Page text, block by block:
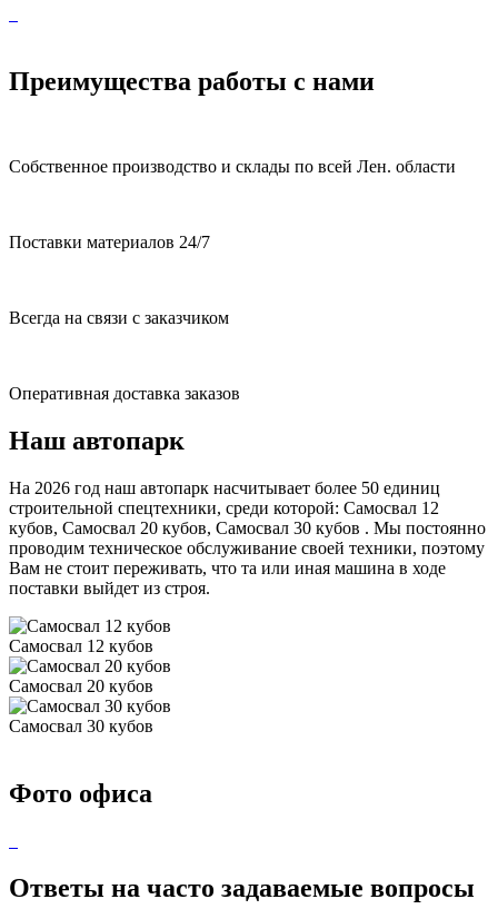
Преимущества работы с нами
Собственное производство и склады по всей Лен. области
Поставки материалов 24/7
Всегда на связи с заказчиком
Оперативная доставка заказов
Наш автопарк
На 2026 год наш автопарк насчитывает более 50 единиц
строительной спецтехники, среди которой: Самосвал 12
кубов, Самосвал 20 кубов, Самосвал 30 кубов . Мы постоянно
проводим техническое обслуживание своей техники, поэтому
Вам не стоит переживать, что та или иная машина в ходе
поставки выйдет из строя.
Самосвал 12 кубов
Самосвал 20 кубов
Самосвал 30 кубов
Фото офиса
Ответы на часто задаваемые вопросы